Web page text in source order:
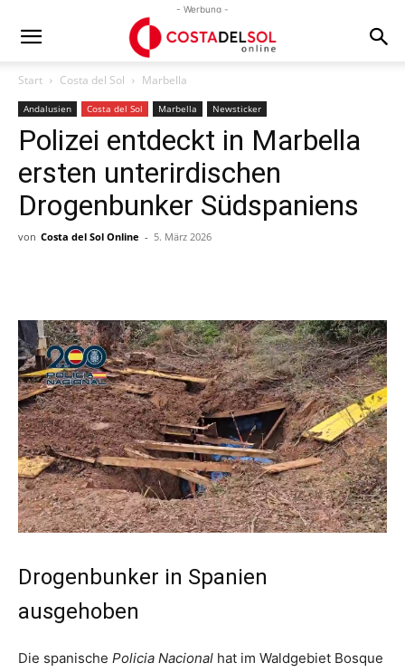
- Werbung -
Start Costa del Sol Marbella
Andalusien Costa del Sol Marbella Newsticker
Polizei entdeckt in Marbella
ersten unterirdischen
Drogenbunker Südspaniens
von Costa del Sol Online - 5. März 2026
Drogenbunker in Spanien
ausgehoben
Die spanische Policia Nacional hat im Waldgebiet Bosque